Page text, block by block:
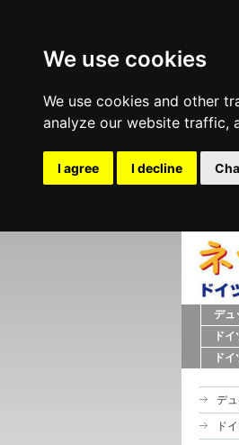
We use cookies
We use cookies and other
analyze our website traffic,
I agree I decline
デュ
ド
ド
デ
ド